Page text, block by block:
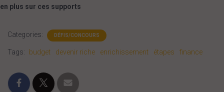
en plus sur ces supports
Categories: DÉFIS/CONCOURS
Tags: budget devenir riche enrichissement étapes finance